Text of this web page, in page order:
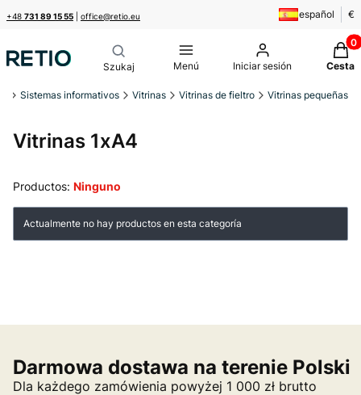
+48 731 89 15 55 office@retio.eu español €
Menú Iniciar sesión Cesta
Sistemas informativos Vitrinas Vitrinas de fieltro Vitrinas pequeñas
Vitrinas 1xA4
Productos: Ninguno
Lista de productos
Actualmente no hay productos en esta categoría
Darmowa dostawa na terenie Polski
Dla każdego zamówienia powyżej 1 000 zł brutto